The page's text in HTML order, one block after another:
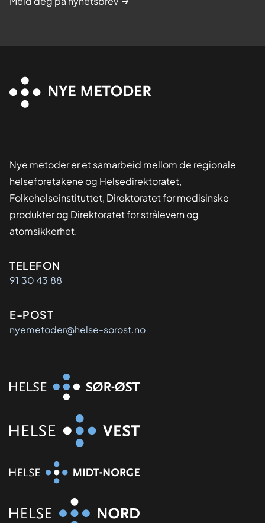
Nye metoder er et samarbeid mellom de regionale
helseforetakene og Helsedirektoratet,
Folkehelseinstituttet, Direktoratet for medisinske
produkter og Direktoratet for strålevern og
atomsikkerhet.
Kontaktinformasjon
TELEFON
91 30 43 88
E-POST
nyemetoder@helse-sorost.no
Organisasjon